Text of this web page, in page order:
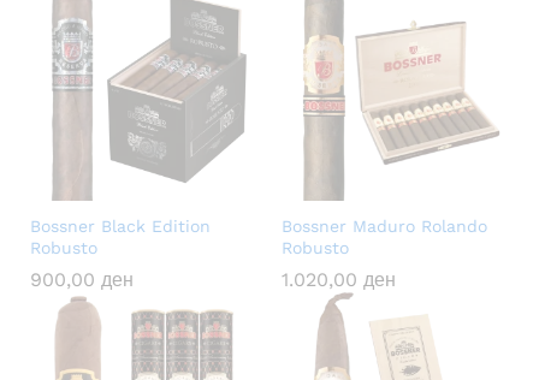
Bossner Black Edition
Robusto
900,00 ден
Bossner Maduro Rolando
Robusto
1.020,00 ден